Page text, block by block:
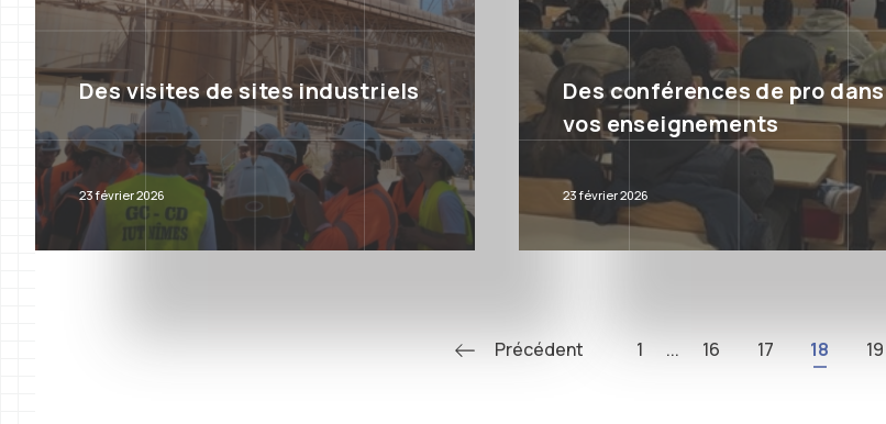
Des visites de sites industriels
23 février 2026
Des conférences de pro dans
vos enseignements
23 février 2026
Précédent 1 ... 16 17 18 19